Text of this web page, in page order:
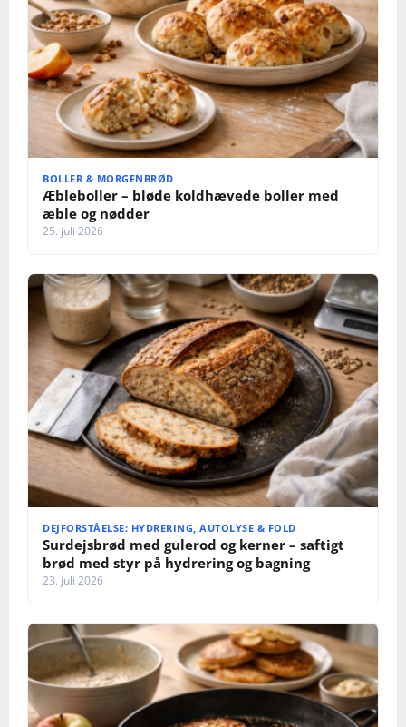
BOLLER & MORGENBRØD
Æbleboller – bløde koldhævede boller med
æble og nødder
25. juli 2026
DEJFORSTÅELSE: HYDRERING, AUTOLYSE & FOLD
Surdejsbrød med gulerod og kerner – saftigt
brød med styr på hydrering og bagning
23. juli 2026